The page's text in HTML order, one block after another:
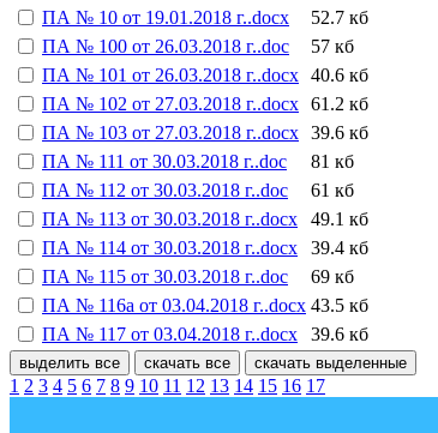
ПА № 10 от 19.01.2018 г..docx
52.7 кб
ПА № 100 от 26.03.2018 г..doc
57 кб
ПА № 101 от 26.03.2018 г..docx 40.6 кб
ПА № 102 от 27.03.2018 г..docx 61.2 кб
ПА № 103 от 27.03.2018 г..docx 39.6 кб
ПА № 111 от 30.03.2018 г..doc
81 кб
ПА № 112 от 30.03.2018 г..doc
61 кб
ПА № 113 от 30.03.2018 г..docx
49.1 кб
ПА № 114 от 30.03.2018 г..docx
39.4 кб
ПА № 115 от 30.03.2018 г..doc
69 кб
ПА № 116а от 03.04.2018 г..docx 43.5 кб
ПА № 117 от 03.04.2018 г..docx
39.6 кб
выделить все скачать все скачать выделенные
1 2 3 4 5 6 7 8 9 10 11 12 13 14 15 16 17